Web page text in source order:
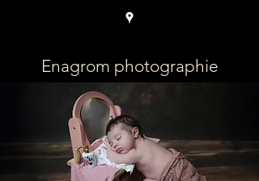
Enagrom photographie